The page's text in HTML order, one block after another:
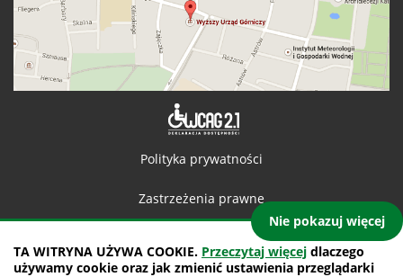
TA WITRYNA UŻYWA COOKIE. Przeczytaj więcej dlaczego
używamy cookie oraz jak zmienić ustawienia przeglądarki
Nie pokazuj więcej
Polityka prywatności
Zastrzeżenia prawne